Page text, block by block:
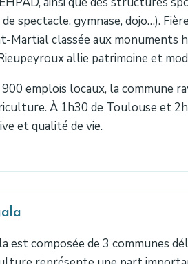
spectacle, gymnase, dojo…).
Martial classée aux monuments
allie patrimoine et
emplois locaux, la commune
À 1h30 de Toulouse et
et qualité de vie.
est composée de 3 communes